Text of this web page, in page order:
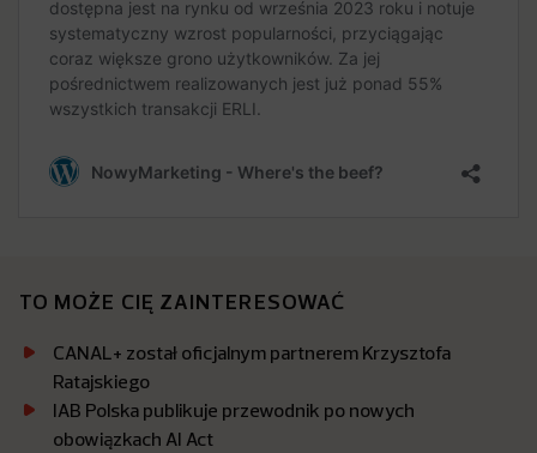
TO MOŻE CIĘ ZAINTERESOWAĆ
CANAL+ został oficjalnym partnerem Krzysztofa
Ratajskiego
IAB Polska publikuje przewodnik po nowych
obowiązkach AI Act